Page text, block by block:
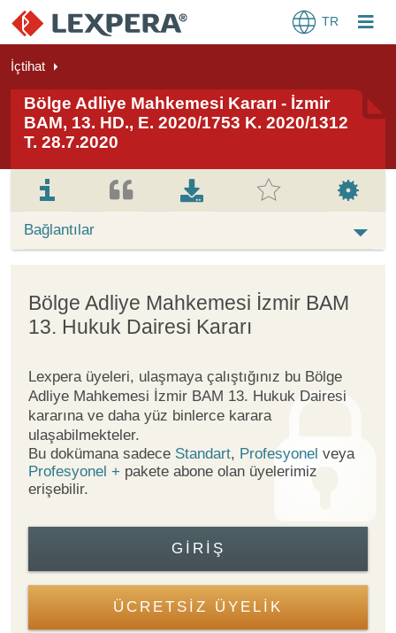
TR
İçtihat
Bölge Adliye Mahkemesi Kararı - İzmir
BAM, 13. HD., E. 2020/1753 K. 2020/1312
T. 28.7.2020
Bağlantılar
Bölge Adliye Mahkemesi İzmir BAM
13. Hukuk Dairesi Kararı
Lexpera üyeleri, ulaşmaya çalıştığınız bu Bölge
Adliye Mahkemesi İzmir BAM 13. Hukuk Dairesi
kararına ve daha yüz binlerce karara
ulaşabilmekteler.
Bu dokümana sadece Standart, Profesyonel veya
Profesyonel + pakete abone olan üyelerimiz
erişebilir.
GIRIŞ
ÜCRETSİZ ÜYELİK